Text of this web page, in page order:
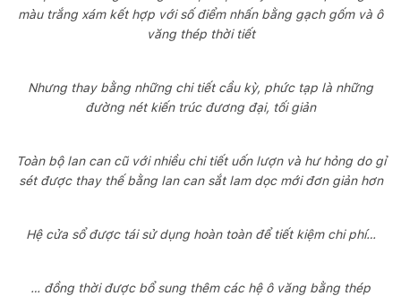
màu trắng xám kết hợp với số điểm nhấn bằng gạch gốm và ô
văng thép thời tiết
Nhưng thay bằng những chi tiết cầu kỳ, phức tạp là những
đường nét kiến trúc đương đại, tối giản
Toàn bộ lan can cũ với nhiều chi tiết uốn lượn và hư hỏng do gỉ
sét được thay thế bằng lan can sắt lam dọc mới đơn giản hơn
Hệ cửa sổ được tái sử dụng hoàn toàn để tiết kiệm chi phí…
… đồng thời được bổ sung thêm các hệ ô văng bằng thép